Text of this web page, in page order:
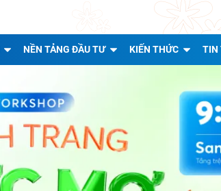
NỀN TẢNG ĐẦU TƯ KIẾN THỨC TIN